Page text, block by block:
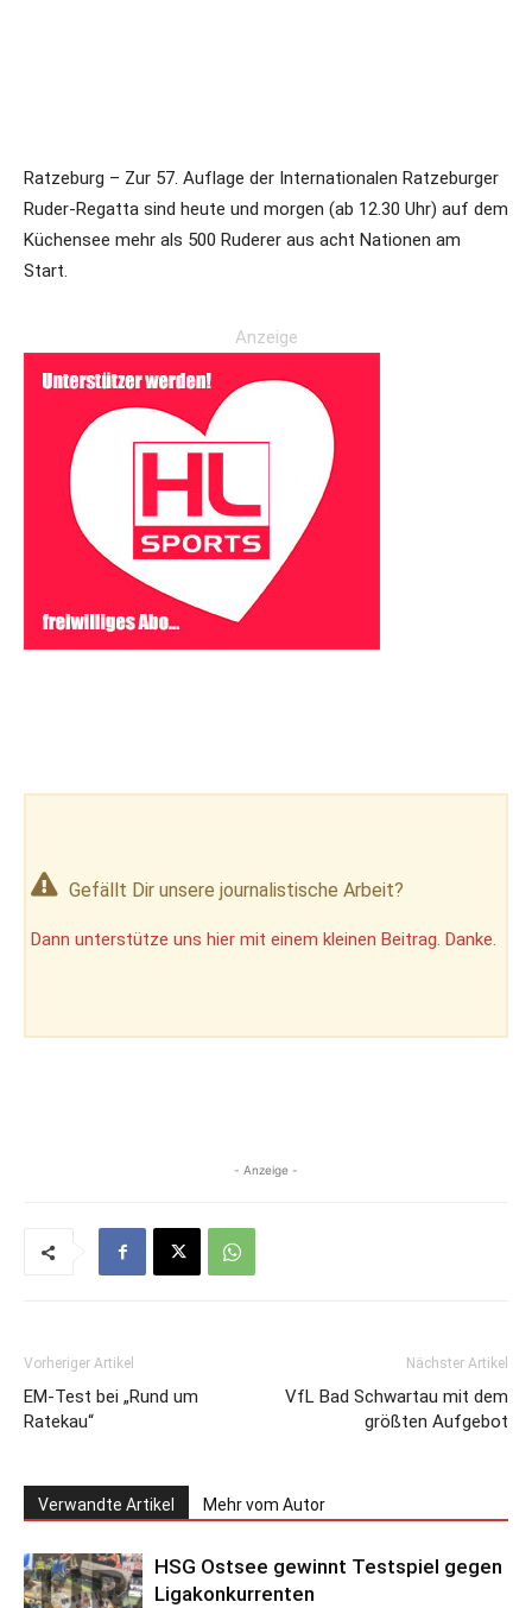
Ratzeburg – Zur 57. Auflage der Internationalen Ratzeburger
Ruder-Regatta sind heute und morgen (ab 12.30 Uhr) auf dem
Küchensee mehr als 500 Ruderer aus acht Nationen am
Start.
Anzeige
Gefällt Dir unsere journalistische Arbeit?
Dann unterstütze uns hier mit einem kleinen Beitrag. Danke.
- Anzeige -
Vorheriger Artikel
EM-Test bei „Rund um
Ratekau“
Nächster Artikel
VfL Bad Schwartau mit dem
größten Aufgebot
Verwandte Artikel Mehr vom Autor
HSG Ostsee gewinnt Testspiel gegen
Ligakonkurrenten